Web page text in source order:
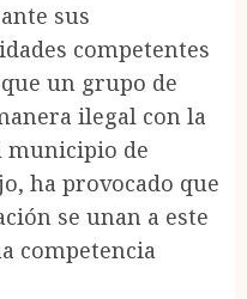
sus
competentes
un grupo de
ilegal con la
municipio de
ha provocado que
se unan a este
competencia